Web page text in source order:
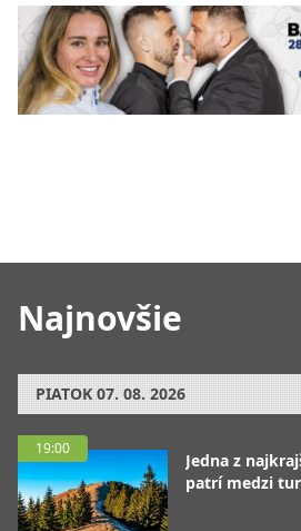
Najnovšie
PIATOK 07. 08. 2026
19:00
Jedna z
patrí medzi